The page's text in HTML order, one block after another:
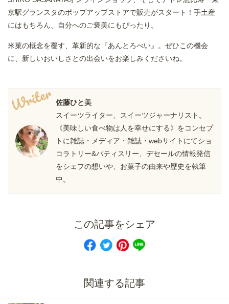
京駅グランスタのポップアップストアで販売がスタート！手土産
にはもちろん、自分へのご褒美にもぴったり。
米菓の概念を覆す、革新的な『あんとろべい』。ぜひこの機会
に、新しいおいしさとの出会いをお楽しみくださいね。
Writer 佐藤ひと美
スイーツライター、スイーツジャーナリスト。
《美味しい食べ物は人を幸せにする》をコンセプ
トに雑誌・メディア・雑誌・webサイトにてショ
コラトリー&パティスリー、デセールの情報発信
をシェフの想いや、お菓子の由来や歴史を執筆
中。
この記事をシェア
関連する記事